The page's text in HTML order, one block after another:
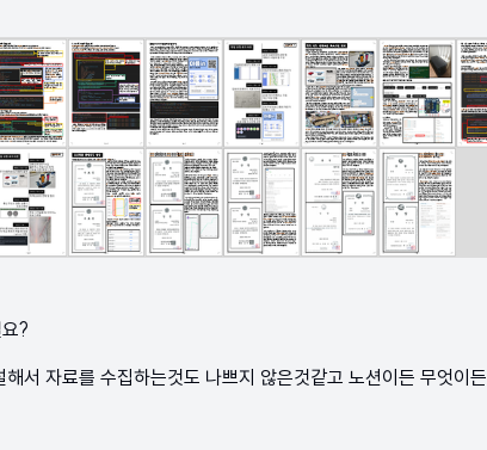
?
서 자료를 수집하는것도 나쁘지 않은것같고 노션이든 무엇이든